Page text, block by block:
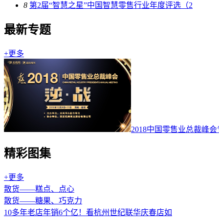
8 第2届“智慧之星”中国智慧零售行业年度评选（2
最新专题
+更多
2018中国零售业总裁峰
精彩图集
+更多
散货——糕点、点心
散货——糖果、巧克力
10多年老店年销6个亿！看杭州世纪联华庆春店如